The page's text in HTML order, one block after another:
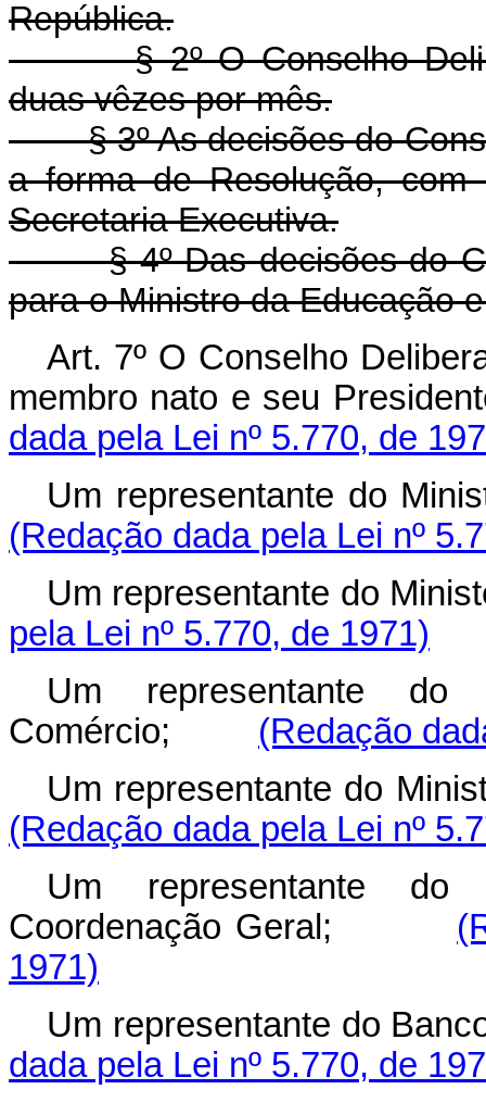
República.
§ 2º O Conselho
duas vêzes por mês.
§ 3º As decisões do
a forma de Resolução,
Secretaria Executiva.
§ 4º Das decisões do
para o Ministro da Educação
Art. 7º O Conselho
membro nato e seu
dada pela Lei nº 5.770, de
Um representante do
(Redação dada pela Lei nº
Um representante do
pela Lei nº 5.770, de 1971)
Um representante
Comércio; (Redação
Um representante do
(Redação dada pela Lei nº
Um representante do
Coordenação Geral;
1971)
Um representante do
dada pela Lei nº 5.770, de